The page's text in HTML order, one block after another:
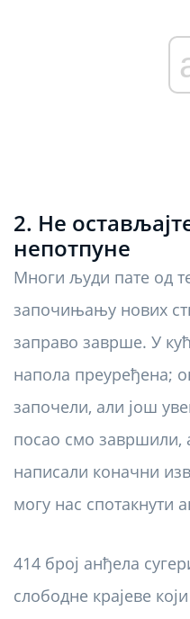
2. Не
непотпуне
Многи људи пате од
започињању нових
заправо заврше. У
напола преуређена;
започели, али још
посао смо завршили,
написали коначни
могу нас спотакнути
414 број анђела
слободне крајеве